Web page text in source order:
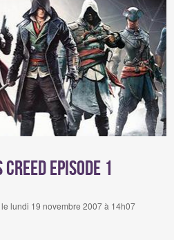
Episode 1
lundi 19 novembre 2007 à 14h07